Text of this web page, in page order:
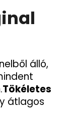
álló,
Tökéletes
átlagos